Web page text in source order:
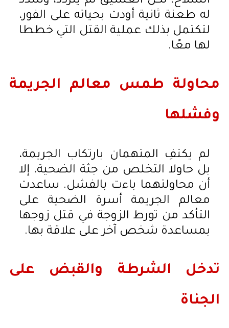
له طعنة ثانية أودت بحياته على الفور،
لتكتمل بذلك عملية القتل التي خططا
لها معًا.
محاولة طمس معالم الجريمة
وفشلها
لم يكتفِ المتهمان بارتكاب الجريمة،
بل حاولا التخلص من جثة الضحية، إلا
أن محاولتهما باءت بالفشل. ساعدت
معالم الجريمة أسرة الضحية على
التأكد من تورط الزوجة في قتل زوجها
بمساعدة شخص آخر على علاقة بها.
تدخل الشرطة والقبض على
الجناة